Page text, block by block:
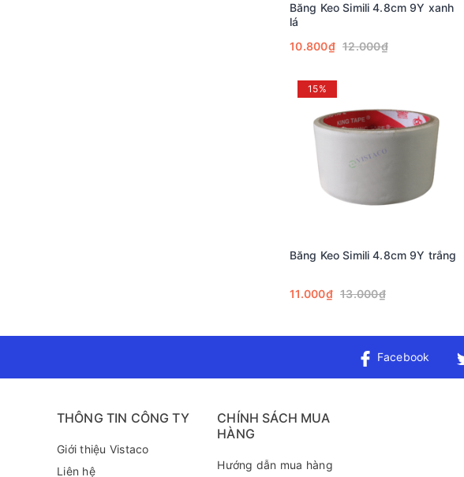
Băng Keo Simili 4.8cm 9Y xanh
lá
10.800₫ 12.000₫
15%
Băng Keo Simili 4.8cm 9Y trắng
11.000₫ 13.000₫
Facebook
THÔNG TIN CÔNG TY
Giới thiệu Vistaco
Liên hệ
CHÍNH SÁCH MUA
HÀNG
Hướng dẫn mua hàng